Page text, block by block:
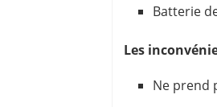
Batterie
Les
Ne prend